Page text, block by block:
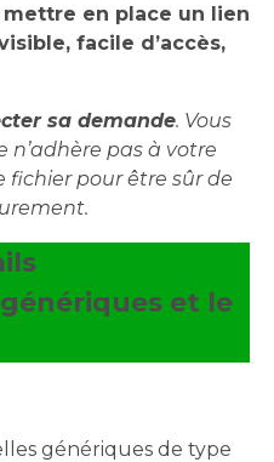
en place un lien
facile d’accès,
sa demande. Vous
n’adhère pas à votre
fichier pour être sûr de
et le
génériques de type